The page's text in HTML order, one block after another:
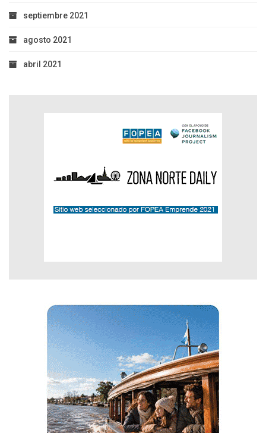
septiembre 2021
agosto 2021
abril 2021